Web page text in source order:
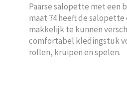
Paarse salopette met een
maat 74 heeft de
makkelijk te kunnen
comfortabel kledingstuk
rollen, kruipen en spelen.